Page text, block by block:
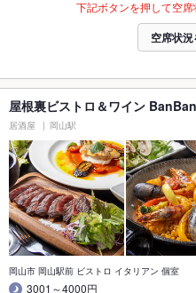
下記ボタンを押して空席
空席状
屋根裏ビストロ＆ワイン BanBan
居酒屋 岡山駅
岡山市 岡山駅前 ビストロ イタリアン 個室
3001～4000円